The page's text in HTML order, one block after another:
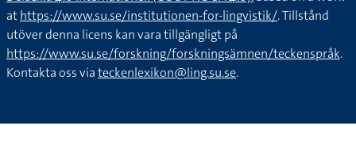
athttps://www.su.se/institutionen-for-lingvistik/. Tillstånd
utöver denna licens kan vara tillgängligt på
https://www.su.se/forskning/forskningsämnen/teckenspråk.
Kontakta oss viateckenlexikon@ling.su.se.